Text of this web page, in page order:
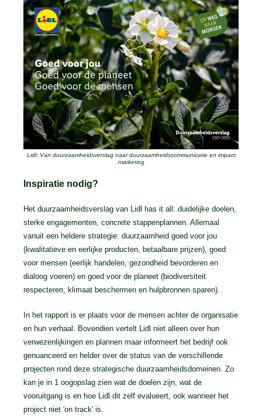
Lidl: Van duurzaamheidsverslag naar duurzaamheidscommunicatie en impact
marketing
Inspiratie nodig?
Het duurzaamheidsverslag van Lidl has it all: duidelijke doelen,
sterke engagementen, concrete stappenplannen. Allemaal
vanuit een heldere strategie: duurzaamheid goed voor jou
(kwalitatieve en eerlijke producten, betaalbare prijzen), goed
voor mensen (eerlijk handelen, gezondheid bevorderen en
dialoog voeren) en goed voor de planeet (biodiversiteit
respecteren, klimaat beschermen en hulpbronnen sparen).
In het rapport is er plaats voor de mensen achter de organisatie
en hun verhaal. Bovendien vertelt Lidl niet alleen over hun
verwezenlijkingen en plannen maar informeert het bedrijf ook
genuanceerd en helder over de status van de verschillende
projecten rond deze strategische duurzaamheidsdomeinen. Zo
kan je in 1 oogopslag zien wat de doelen zijn, wat de
vooruitgang is en hoe Lidl dit zelf evalueert, ook wanneer het
project niet 'on track' is.